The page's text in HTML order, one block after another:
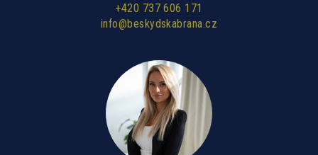
+420 737 606 171
info@beskydskabrana.cz